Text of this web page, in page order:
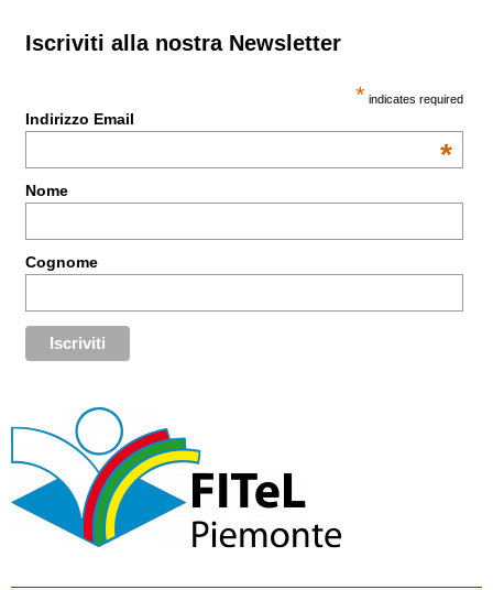
Iscriviti alla nostra Newsletter
* indicates required
Indirizzo Email
*
Nome
Cognome